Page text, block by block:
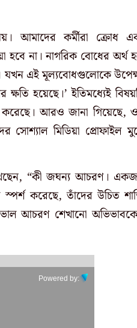
আমাদের কর্মীরা ক্রোধ
হবে না। নাগরিক বোধের অর্থ
যখন এই মূল্যবোধগুলোকে
হয়েছে।’ ইতিমধ্যেই
করেছে। আরও জানা গিয়েছে,
সোশ্যাল মিডিয়া প্রোফাইল
“কী জঘন্য আচরণ।
করেছে, তাঁদের উচিত
আচরণ শেখানো
Powered by: